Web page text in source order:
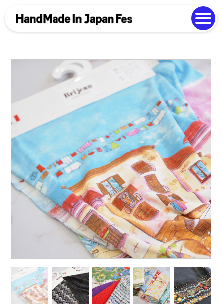
Photo Gallery
中文